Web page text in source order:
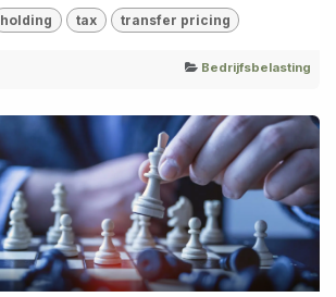
holding tax transfer pricing
Bedrijfsbelasting